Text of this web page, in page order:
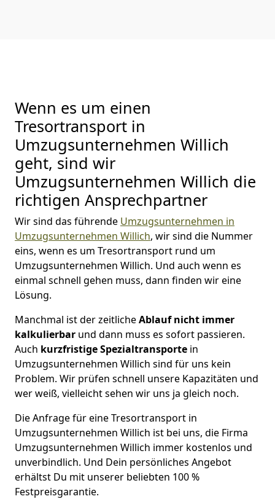
Wenn es um einen
Tresortransport in
Umzugsunternehmen Willich
geht, sind wir
Umzugsunternehmen Willich die
richtigen Ansprechpartner
Wir sind das führende Umzugsunternehmen in
Umzugsunternehmen Willich, wir sind die Nummer
eins, wenn es um Tresortransport rund um
Umzugsunternehmen Willich. Und auch wenn es
einmal schnell gehen muss, dann finden wir eine
Lösung.
Manchmal ist der zeitlicheAblauf nicht immer
kalkulierbar und dann muss es sofort passieren.
Auch kurzfristigeSpezialtransporte in
Umzugsunternehmen Willich sind für uns kein
Problem. Wir prüfen schnell unsere Kapazitäten und
wer weiß, vielleicht sehen wir uns ja gleich noch.
Die Anfrage für eine Tresortransport in
Umzugsunternehmen Willich ist bei uns, die Firma
Umzugsunternehmen Willich immer kostenlos und
unverbindlich. Und Dein persönliches Angebot
erhältst Du mit unserer beliebten 100 %
Festpreisgarantie.